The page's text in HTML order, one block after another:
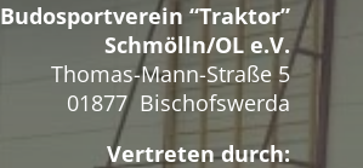
Budosportverein “Traktor”
Schmölln/OL e.V.
Thomas-Mann-Straße 5
01877 Bischofswerda
Vertreten durch: